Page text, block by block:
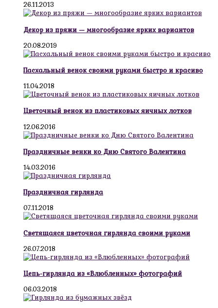
26.11.2013
Декор из пряжи — многообразие ярких вариантов
20.08.2019
Пасхальный венок своими руками быстро и красиво
11.04.2018
Цветочный венок из пластиковых яичных лотков
12.06.2016
Праздничные венки ко Дню Святого Валентина
14.03.2016
Праздничная гирлянда
07.11.2018
Светящаяся цветочная гирлянда своими руками
26.07.2018
Цепь-гирлянда из «Влюбленных» фотографий
06.03.2018